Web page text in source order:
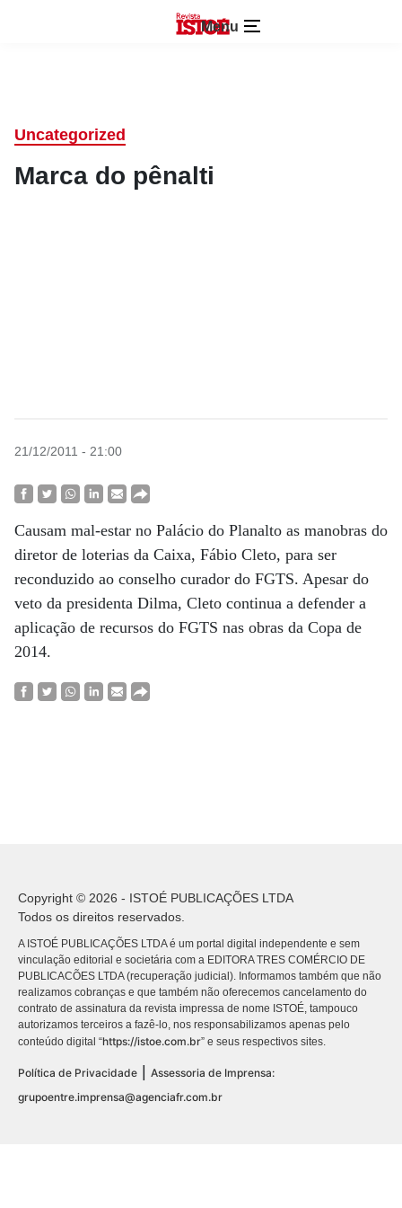
Menu
Uncategorized
Marca do pênalti
21/12/2011 - 21:00
Causam mal-estar no Palácio do Planalto as manobras do
diretor de loterias da Caixa, ­Fábio Cleto, para ser
reconduzido ao conselho curador do FGTS. Apesar do
veto da presidenta Dilma, Cleto continua a defender a
aplicação de recursos do FGTS nas obras da Copa de
2014.
Copyright © 2026 - ISTOÉ PUBLICAÇÕES LTDA
Todos os direitos reservados.
A ISTOÉ PUBLICAÇÕES LTDA é um portal digital independente e sem
vinculação editorial e societária com a EDITORA TRES COMÉRCIO DE
PUBLICACÕES LTDA (recuperação judicial). Informamos também que não
realizamos cobranças e que também não oferecemos cancelamento do
contrato de assinatura da revista impressa de nome ISTOÉ, tampouco
autorizamos terceiros a fazê-lo, nos responsabilizamos apenas pelo
conteúdo digital “https://istoe.com.br” e seus respectivos sites.
Política de Privacidade
Assessoria de Imprensa:
grupoentre.imprensa@agenciafr.com.br